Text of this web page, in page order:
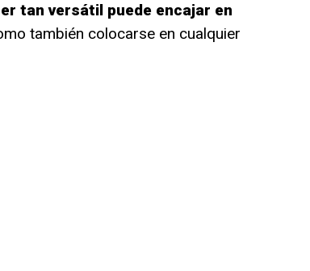
tan versátil puede encajar en
también colocarse en cualquier